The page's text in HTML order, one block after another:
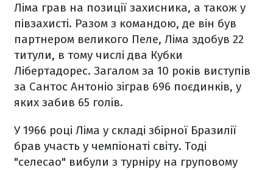
Ліма грав на позиції захисника, а також у
півзахисті. Разом з командою, де він був
партнером великого Пеле, Ліма здобув 22
титули, в тому числі два Кубки
Лібертадорес. Загалом за 10 років виступів
за Сантос Антоніо зіграв 696 поєдинків, у
яких забив 65 голів.
У 1966 році Ліма у складі збірної Бразилії
брав участь у чемпіонаті світу. Тоді
"селесао" вибули з турніру на груповому